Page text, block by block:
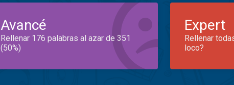
Avancé
Rellenar 176 palabras al azar de 351
(50%)
Expert
Rellenar
loco?